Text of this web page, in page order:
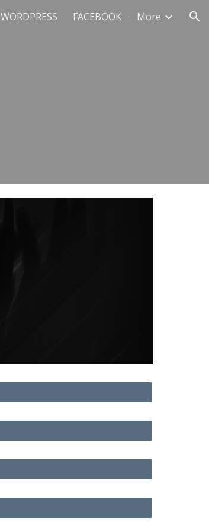
WORDPRESS FACEBOOK More